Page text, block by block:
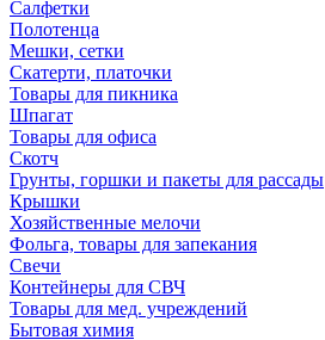
Салфетки
Полотенца
Мешки, сетки
Скатерти, платочки
Товары для пикника
Шпагат
Товары для офиса
Скотч
Грунты, горшки и пакеты для рассады
Крышки
Хозяйственные мелочи
Фольга, товары для запекания
Свечи
Контейнеры для СВЧ
Товары для мед. учреждений
Бытовая химия